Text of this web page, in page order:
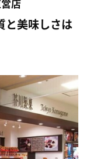
店
と美味しさは